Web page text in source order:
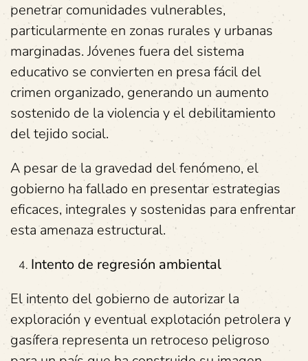
penetrar comunidades vulnerables,
particularmente en zonas rurales y urbanas
marginadas. Jóvenes fuera del sistema
educativo se convierten en presa fácil del
crimen organizado, generando un aumento
sostenido de la violencia y el debilitamiento
del tejido social.
A pesar de la gravedad del fenómeno, el
gobierno ha fallado en presentar estrategias
eficaces, integrales y sostenidas para enfrentar
esta amenaza estructural.
Intento de regresión ambiental
El intento del gobierno de autorizar la
exploración y eventual explotación petrolera y
gasífera representa un retroceso peligroso